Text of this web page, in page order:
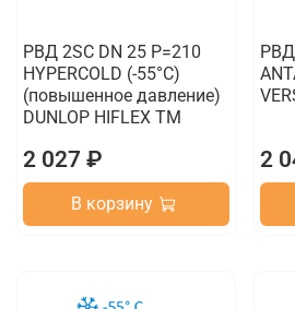
РВД 2SC DN 25 P=210
HYPERCOLD (-55°C)
(повышенное давление)
DUNLOP HIFLEX TM
2 027 ₽
В корзину
РВД
2